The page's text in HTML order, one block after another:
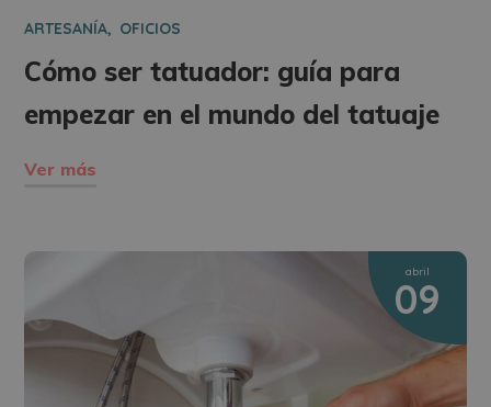
ARTESANÍA OFICIOS
Cómo ser tatuador: guía para
empezar en el mundo del tatuaje
Ver más
abril
09